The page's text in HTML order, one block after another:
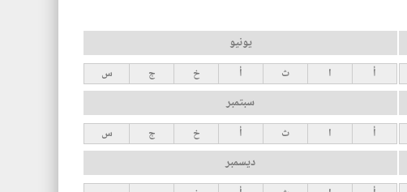
يونيو
أ ا ث أ خ ج س
سبتمبر
أ ا ث أ خ ج س
ديسمبر